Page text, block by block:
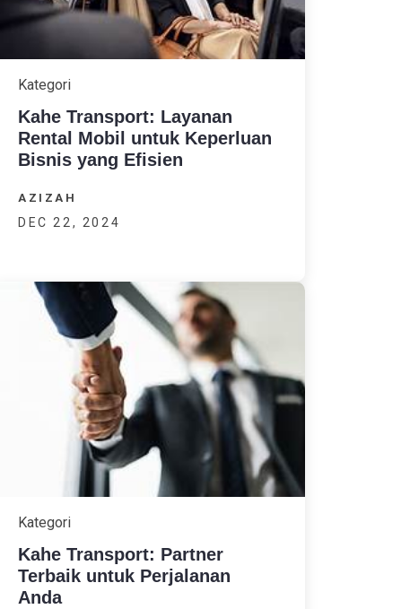
Kategori
Kahe Transport: Layanan
Rental Mobil untuk Keperluan
Bisnis yang Efisien
AZIZAH
DEC 22, 2024
Kategori
Kahe Transport: Partner
Terbaik untuk Perjalanan
Anda